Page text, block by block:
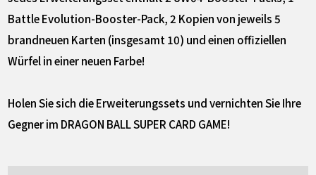
Battle Evolution-Booster-Pack, 2 Kopien von jeweils 5
brandneuen Karten (insgesamt 10) und einen offiziellen
Würfel in einer neuen Farbe!
Holen Sie sich die Erweiterungssets und vernichten Sie Ihre
Gegner im DRAGON BALL SUPER CARD GAME!